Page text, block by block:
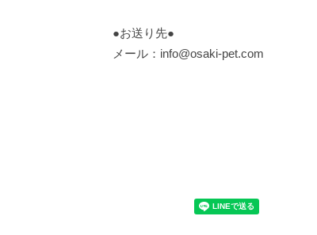
●お送り先●
メール： info@osaki-pet.com